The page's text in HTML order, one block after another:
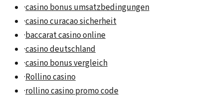
·casino bonus umsatzbedingungen
·casino curacao sicherheit
·baccarat casino online
·casino deutschland
·casino bonus vergleich
·Rollino casino
·rollino casino promo code